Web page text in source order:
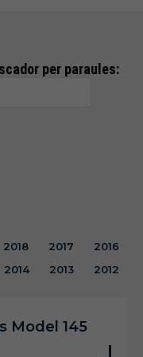
per paraules:
2018 2017
2016
2014 2013 2012
Model 145